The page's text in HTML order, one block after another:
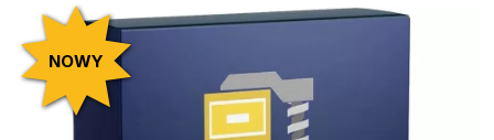
NOWY